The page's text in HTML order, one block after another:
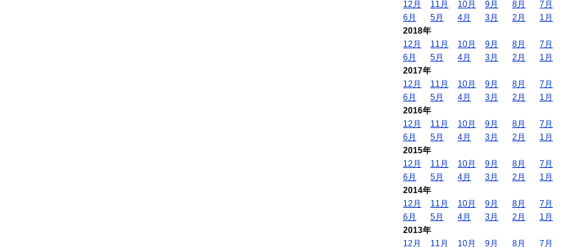
12月
11月 10月 9月 8月
7月
6月
5月 4月 3月 2月
1月
2018年
12月
11月 10月 9月 8月
7月
6月
5月 4月 3月 2月
1月
2017年
12月
11月 10月 9月 8月
7月
6月
5月 4月 3月 2月
1月
2016年
12月
11月 10月 9月 8月
7月
6月
5月 4月 3月 2月
1月
2015年
12月
11月 10月 9月 8月
7月
6月
5月 4月 3月 2月
1月
2014年
12月
11月 10月 9月 8月
7月
6月
5月 4月 3月 2月
1月
2013年
12月
11月 10月 9月 8月 7月